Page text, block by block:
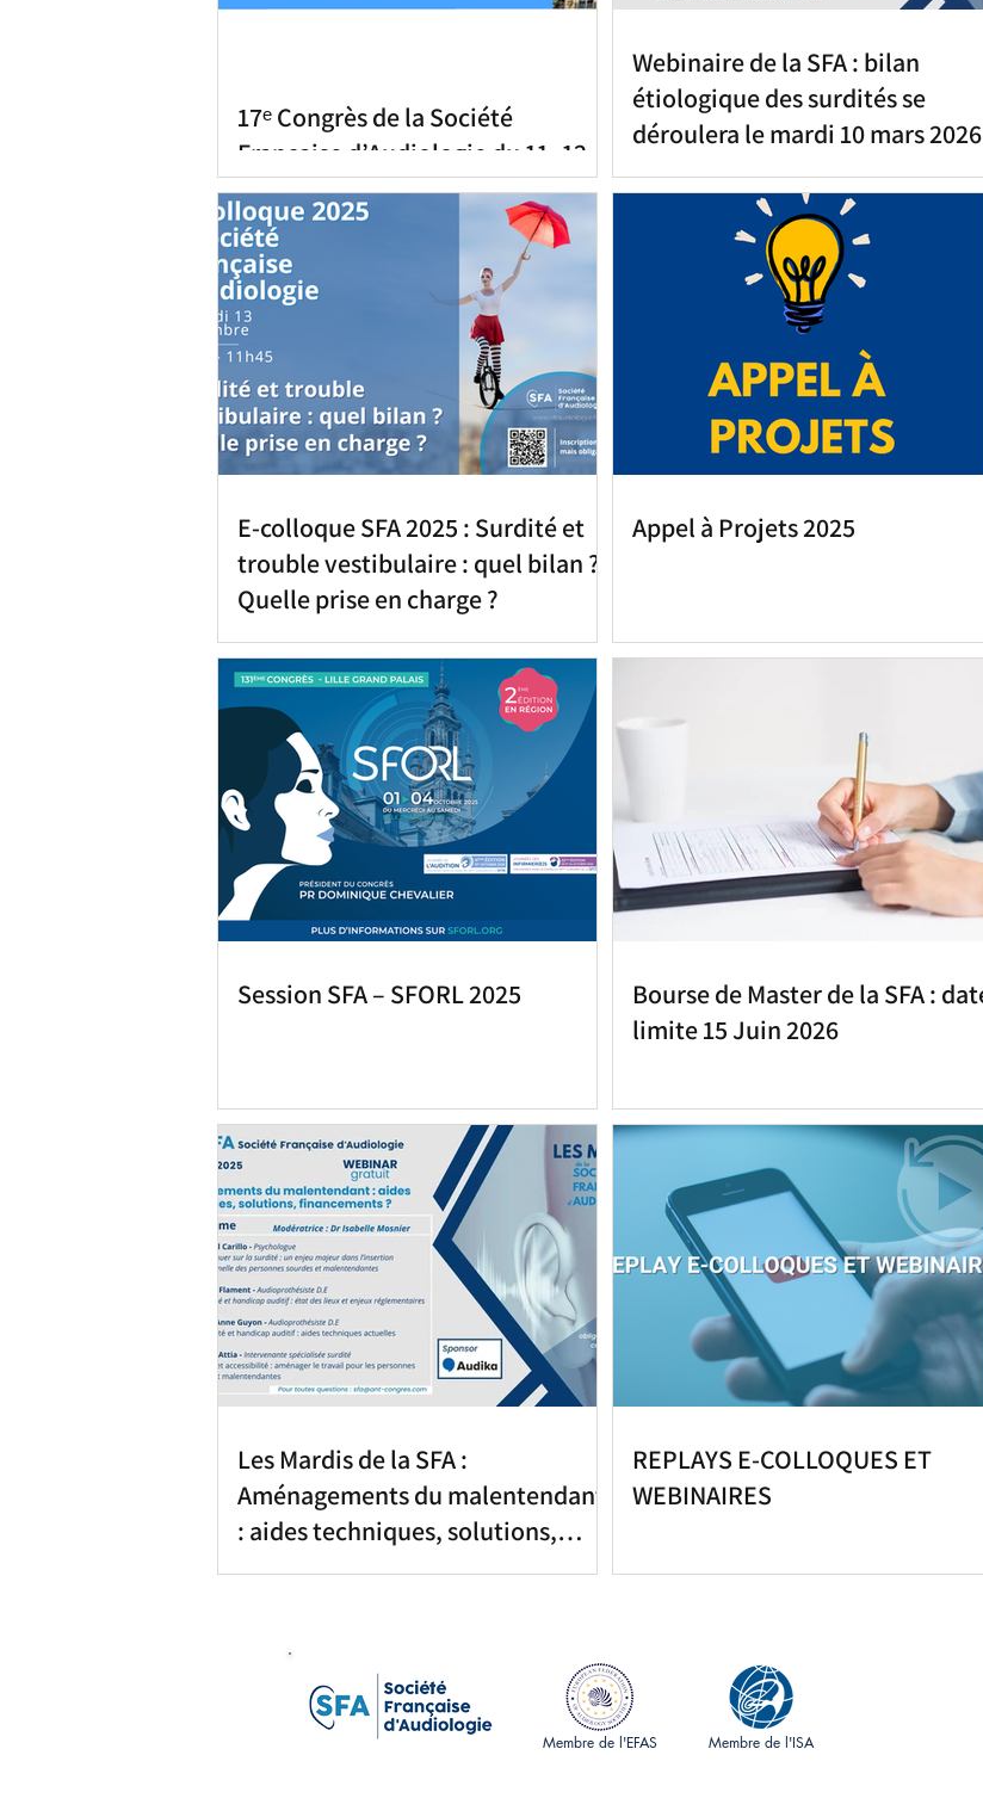
17ᵉ Congrès de la Société
Française d’Audiologie du 11–12
septembre 2026
Webinaire de la SFA : bilan
étiologique des surdités se
déroulera le mardi 10 mars 2026
de 19h à 20h
E-colloque SFA 2025 : Surdité et
trouble vestibulaire : quel bilan ?
Quelle prise en charge ?
Appel à Projets 2025
Session SFA – SFORL 2025
Bourse de Master de la SFA : date
limite 15 Juin 2026
Les Mardis de la SFA :
Aménagements du malentendant
: aides techniques, solutions,
financements ?
REPLAYS E-COLLOQUES ET
WEBINAIRES
Membre de l'EFAS Membre de l'ISA